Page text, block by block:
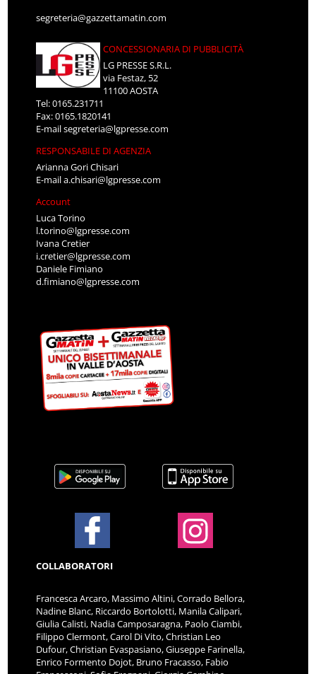
segreteria@gazzettamatin.com
CONCESSIONARIA DI PUBBLICITÀ
LG PRESSE S.R.L.
via Festaz, 52
11100 AOSTA
Tel: 0165.231711
Fax: 0165.1820141
E-mailsegreteria@lgpresse.com
RESPONSABILE DI AGENZIA
Arianna Gori Chisari
E-maila.chisari@lgpresse.com
Account
Luca Torino
l.torino@lgpresse.com
Ivana Cretier
i.cretier@lgpresse.com
Daniele Fimiano
d.fimiano@lgpresse.com
COLLABORATORI
Francesca Arcaro, Massimo Altini, Corrado Bellora,
Nadine Blanc, Riccardo Bortolotti, Manila Calipari,
Giulia Calisti, Nadia Camposaragna, Paolo Ciambi,
Filippo Clermont, Carol Di Vito, Christian Leo
Dufour, Christian Evaspasiano, Giuseppe Farinella,
Enrico Formento Dojot, Bruno Fracasso, Fabio